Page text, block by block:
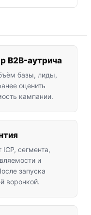
B2B-аутрича
базы, лиды,
оценить
кампании.
ICP, сегмента,
и
запуска
воронкой.